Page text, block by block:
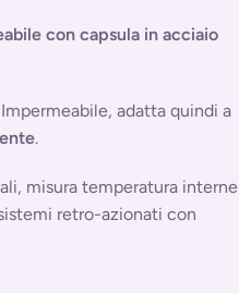
con capsula in acciaio
adatta quindi a
.
misura temperatura interne
retro-azionati con